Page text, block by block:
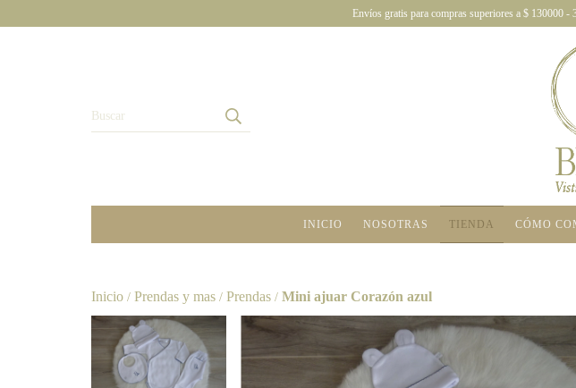
Envíos gratis para compras superiores a $ 130000 -
INICIO NOSOTRAS TIENDA CÓMO
Inicio / Prendas y mas / Prendas / Mini ajuar Corazón azul